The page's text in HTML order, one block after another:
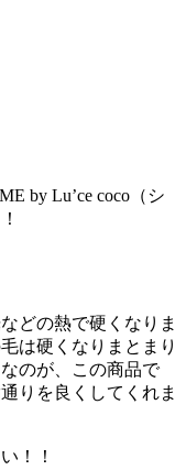
by Lu’ce coco（シ
どの熱で硬くなりま
は硬くなりまとまり
のが、この商品で
りを良くしてくれま
！！